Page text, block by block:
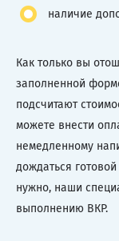
наличие
Как только вы
заполненной
подсчитают
можете внести
немедленному
дождаться
нужно, наши
выполнению ВКР.